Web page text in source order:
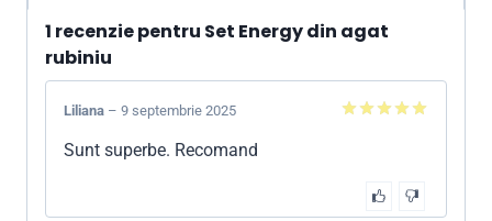
1 recenzie pentru Set Energy din agat
rubiniu
Liliana – 9 septembrie 2025
Sunt superbe. Recomand